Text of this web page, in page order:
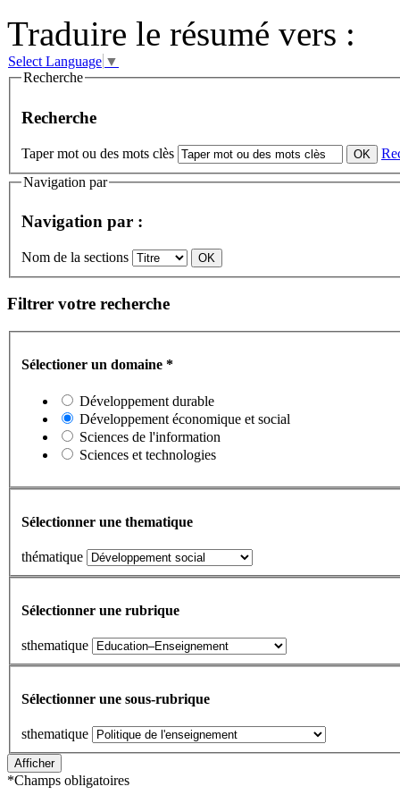
Traduire le résumé vers :
Select Language ▼
Recherche
Recherche
Taper mot ou des mots clès
Navigation par
Navigation par :
Nom de la sections
Filtrer votre recherche
Sélectioner un domaine *
Développement durable
Développement économique et social
Sciences de l'information
Sciences et technologies
Sélectionner une thematique
thématique
Sélectionner une rubrique
sthematique
Sélectionner une sous-rubrique
sthematique
*Champs obligatoires